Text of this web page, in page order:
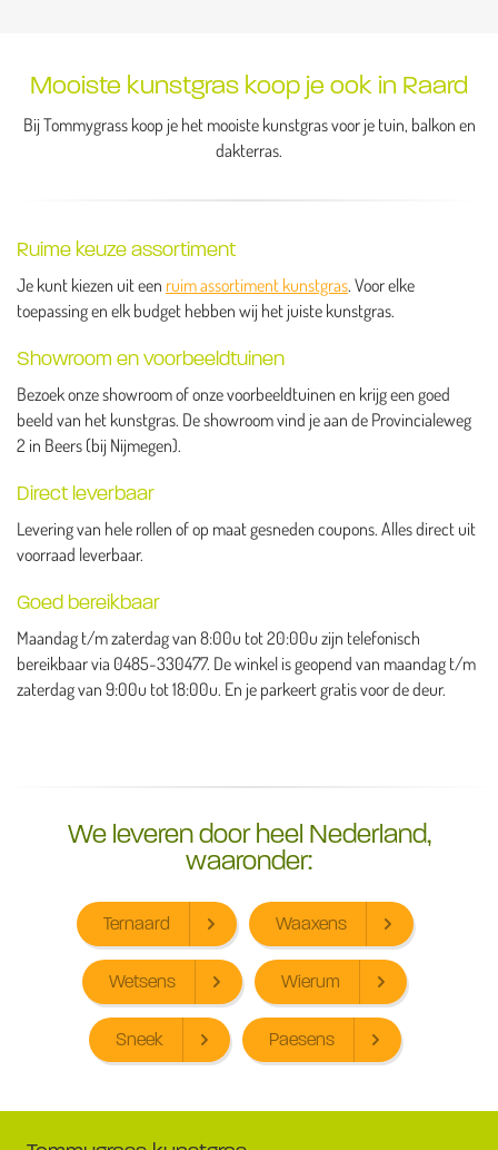
Mooiste kunstgras koop je ook in Raard
Bij Tommygrass koop je het mooiste kunstgras voor je tuin, balkon en
dakterras.
Ruime keuze assortiment
Je kunt kiezen uit een ruim assortiment kunstgras. Voor elke
toepassing en elk budget hebben wij het juiste kunstgras.
Showroom en voorbeeldtuinen
Bezoek onze showroom of onze voorbeeldtuinen en krijg een goed
beeld van het kunstgras. De showroom vind je aan de Provincialeweg
2 in Beers (bij Nijmegen).
Direct leverbaar
Levering van hele rollen of op maat gesneden coupons. Alles direct uit
voorraad leverbaar.
Goed bereikbaar
Maandag t/m zaterdag van 8:00u tot 20:00u zijn telefonisch
bereikbaar via 0485-330477. De winkel is geopend van maandag t/m
zaterdag van 9:00u tot 18:00u. En je parkeert gratis voor de deur.
We leveren door heel Nederland,
waaronder:
Ternaard Waaxens
Wetsens Wierum
Sneek Paesens